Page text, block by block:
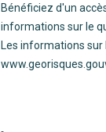
Bénéficiez d'un
informations sur le
Les informations sur